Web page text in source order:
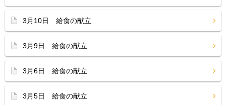
3月10日 給食の献立
3月9日 給食の献立
3月6日 給食の献立
3月5日 給食の献立